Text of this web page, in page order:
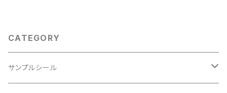
CATEGORY
サンプルシール